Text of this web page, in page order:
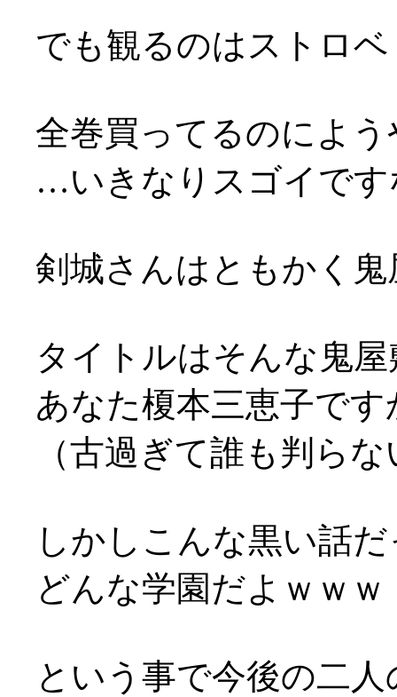
でも観るのはストロ
全巻買ってるのによ
…いきなりスゴイで
剣城さんはともかく
タイトルはそんな鬼
あなた榎本三恵子です
（古過ぎて誰も判ら
しかしこんな黒い話
どんな学園だよｗｗｗ
という事で今後の二